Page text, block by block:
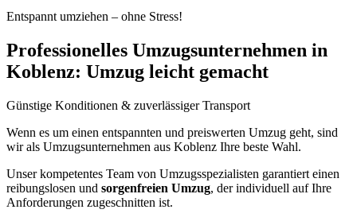
Entspannt umziehen – ohne Stress!
Professionelles Umzugsunternehmen in
Koblenz: Umzug leicht gemacht
Günstige Konditionen & zuverlässiger Transport
Wenn es um einen entspannten und preiswerten Umzug geht, sind
wir als Umzugsunternehmen aus Koblenz Ihre beste Wahl.
Unser kompetentes Team von Umzugsspezialisten garantiert einen
reibungslosen und sorgenfreien Umzug, der individuell auf Ihre
Anforderungen zugeschnitten ist.